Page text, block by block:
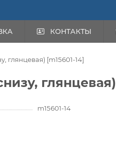
КОНТАКТЫ
глянцeвая) [m15601-14]
глянцeвая)
m15601-14